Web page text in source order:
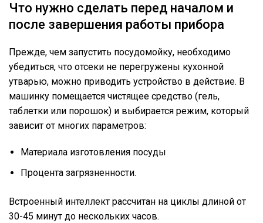
Что нужно сделать перед началом и
после завершения работы прибора
Прежде, чем запустить посудомойку, необходимо
убедиться, что отсеки не перегружены кухонной
утварью, можно приводить устройство в действие. В
машинку помещается чистящее средство (гель,
таблетки или порошок) и выбирается режим, который
зависит от многих параметров:
Материала изготовления посуды
Процента загрязненности.
Встроенный интеллект рассчитан на циклы длиной от
30-45 минут до нескольких часов.